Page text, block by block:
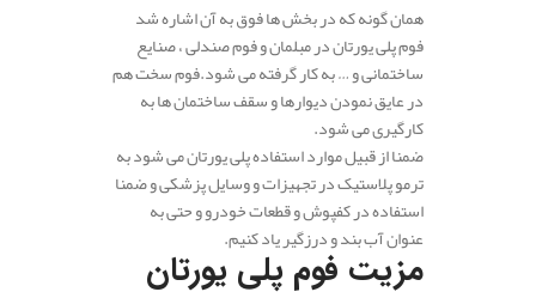
همان گونه که در بخش ها فوق به آن اشاره شد
فوم پلی یورتان در مبلمان و فوم صندلی ، صنایع
ساختمانی و … به کار گرفته می شود.فوم سخت هم
در عایق نمودن دیوارها و سقف ساختمان ها به
کارگیری می شود.
ضمنا از قبیل موارد استفاده پلی یورتان می شود به
ترمو پلاستیک در تجهیزات و وسایل پزشکی و ضمنا
استفاده در کفپوش و قطعات خودرو و حتی به
عنوان آب بند و درزگیر یاد کنیم.
مزیت فوم پلی یورتان